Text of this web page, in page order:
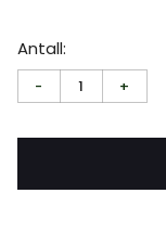
Antall:
- 1 +